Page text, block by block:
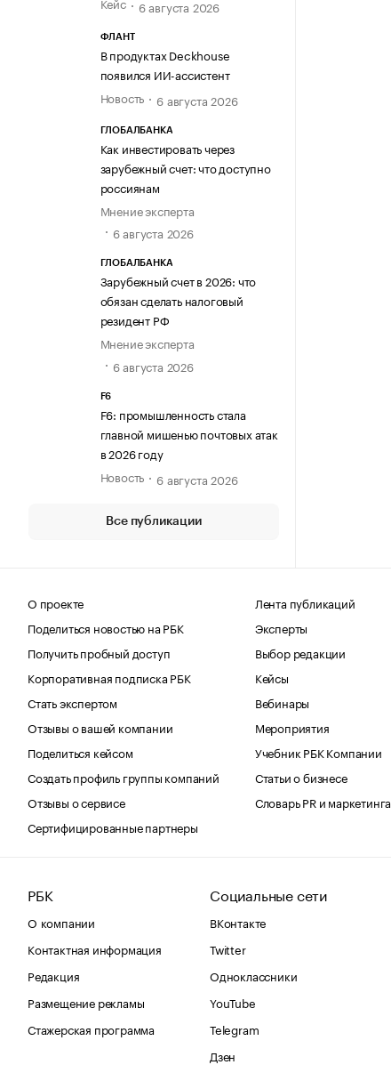
6 августа 2026
ФЛАНТ
В продуктах Deckhouse
появился ИИ-ассистент
Новость
6 августа 2026
ГЛОБАЛБАНКА
Как инвестировать через
зарубежный счет: что доступно
россиянам
Мнение эксперта
6 августа 2026
ГЛОБАЛБАНКА
Зарубежный счет в 2026: что
обязан сделать налоговый
резидент РФ
Мнение эксперта
6 августа 2026
F6
F6: промышленность стала
главной мишенью почтовых атак
в 2026 году
Новость
6 августа 2026
Все публикации
О проекте
Поделиться новостью на РБК
Получить пробный доступ
Корпоративная подписка РБК
Стать экспертом
Отзывы о вашей компании
Поделиться кейсом
Создать профиль группы компаний
Отзывы о сервисе
Сертифицированные партнеры
Лента публикаций
Эксперты
Выбор редакции
Кейсы
Вебинары
Мероприятия
Учебник РБК Компании
Статьи о бизнесе
Словарь PR и маркетинга
РБК
О компании
Контактная информация
Редакция
Размещение рекламы
Стажерская программа
Социальные сети
ВКонтакте
Twitter
Одноклассники
YouTube
Telegram
Дзен